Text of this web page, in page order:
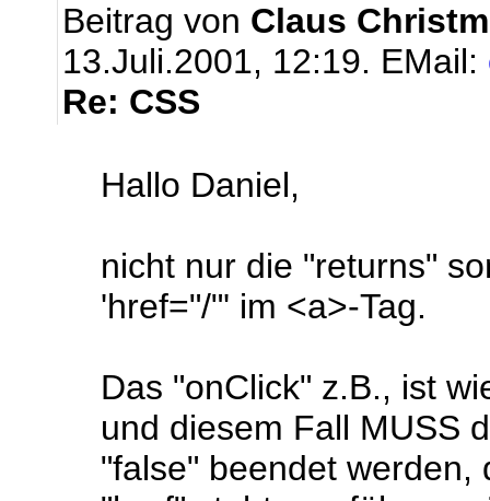
Beitrag von Claus
13.Juli.2001, 12:19. EMail:
Re: CSS
Hallo Daniel,
nicht nur die "returns"
'href="/"' im <a>-Tag.
Das "onClick" z.B., ist
und diesem Fall MUSS
"false" beendet werden,